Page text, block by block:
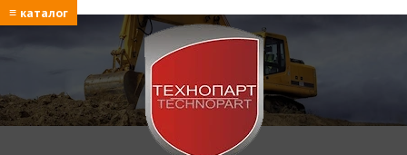
≡ каталог